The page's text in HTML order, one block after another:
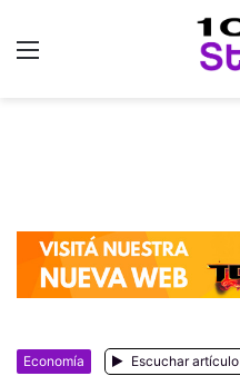
Economía Escuchar artículo